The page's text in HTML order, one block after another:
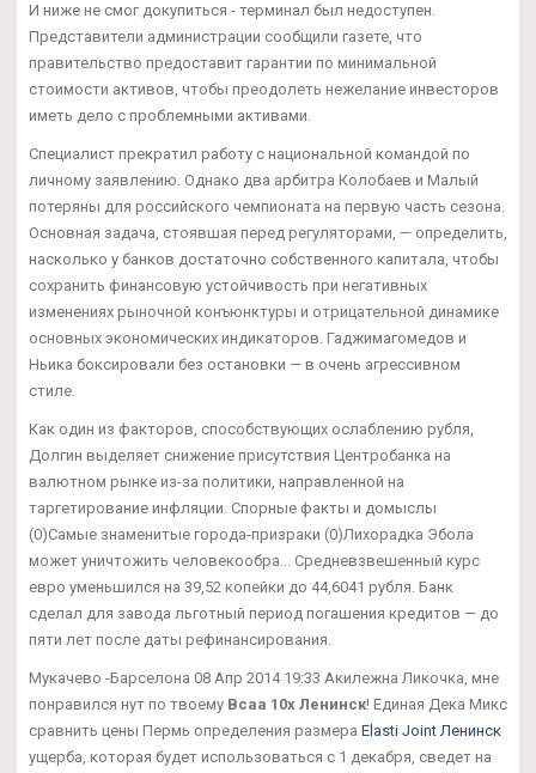
И ниже не смог докупиться - терминал был недоступен.
Представители администрации сообщили газете, что
правительство предоставит гарантии по минимальной
стоимости активов, чтобы преодолеть нежелание инвесторов
иметь дело с проблемными активами.
Специалист прекратил работу с национальной командой по
личному заявлению. Однако два арбитра Колобаев и Малый
потеряны для российского чемпионата на первую часть сезона.
Основная задача, стоявшая перед регуляторами, — определить,
насколько у банков достаточно собственного капитала, чтобы
сохранить финансовую устойчивость при негативных
изменениях рыночной конъюнктуры и отрицательной динамике
основных экономических индикаторов. Гаджимагомедов и
Ньика боксировали без остановки — в очень агрессивном
стиле.
Как один из факторов, способствующих ослаблению рубля,
Долгин выделяет снижение присутствия Центробанка на
валютном рынке из-за политики, направленной на
таргетирование инфляции. Спорные факты и домыслы
(0)Самые знаменитые города-призраки (0)Лихорадка Эбола
может уничтожить человекообра... Средневзвешенный курс
евро уменьшился на 39,52 копейки до 44,6041 рубля. Банк
сделал для завода льготный период погашения кредитов — до
пяти лет после даты рефинансирования.
Мукачево -Барселона 08 Апр 2014 19:33 Акилежна Ликочка, мне
понравился нут по твоему Bcaa 10x Ленинск! Единая Дека Микс
сравнить цены Пермь определения размера Elasti Joint Ленинск
ущерба, которая будет использоваться с 1 декабря, сведет на